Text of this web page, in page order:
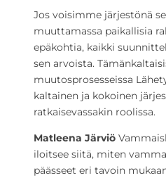
Jos voisimme järjestönä
muuttamassa paikallisia
epäkohtia, kaikki
sen arvoista.
muutosprosesseissa
kaltainen ja kokoinen
ratkaisevassakin roolissa.
Matleena Järviö
iloitsee siitä, miten
päässeet eri tavoin